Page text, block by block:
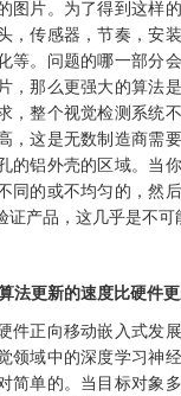
图片。为了得到这样
，传感器，节奏，安
等。问题的哪一部分
，那么更强大的算法
，整个视觉检测系统
，这是无数制造商需
的铝外壳的区域。当
同的或不均匀的，然
产品，这几乎是不可
法更新的速度比硬件更
正向移动嵌入式发
领域中的深度学习神
简单的。当目标对象